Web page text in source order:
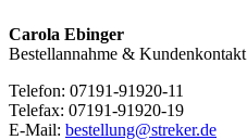
Carola Ebinger
Bestellannahme & Kundenkontakt
Telefon: 07191-91920-11
Telefax: 07191-91920-19
E-Mail: bestellung@streker.de